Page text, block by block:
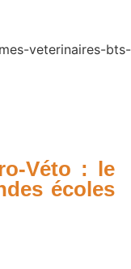
Véto : le
écoles